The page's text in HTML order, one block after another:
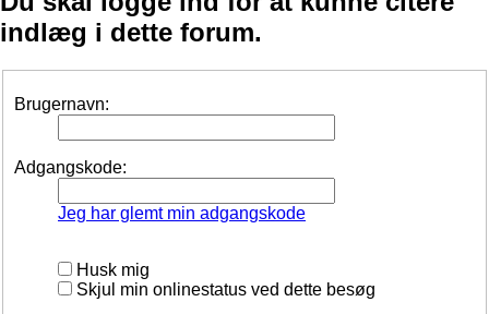
indlæg i dette forum.
Brugernavn:
Adgangskode:
Jeg har glemt min adgangskode
Husk mig
Skjul min onlinestatus ved dette besøg